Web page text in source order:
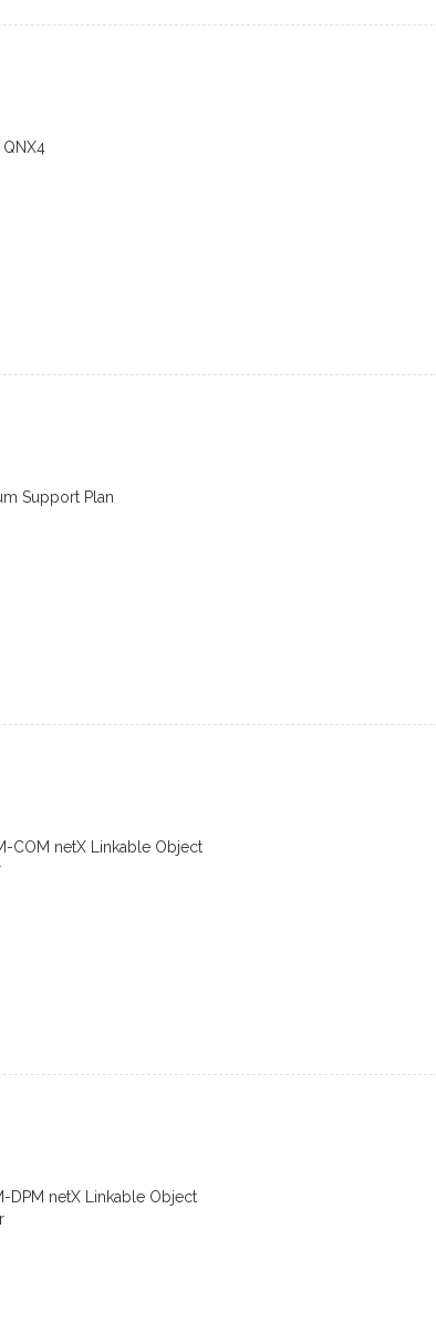
Support Plan
COM netX Linkable Object
DPM netX Linkable Object